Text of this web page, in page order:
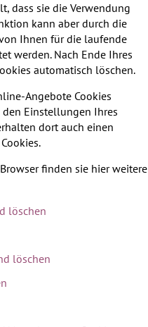
dass sie die Verwendung
kann aber durch die
Ihnen für die laufende
werden. Nach Ende Ihres
automatisch löschen.
Angebote Cookies
Einstellungen Ihres
dort auch einen
finden sie hier weitere
löschen
löschen